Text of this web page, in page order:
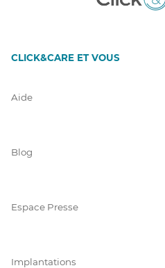
CLICK&CARE ET VOUS
Aide
Blog
Espace Presse
Implantations